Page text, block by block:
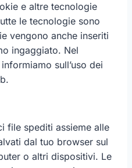
e altre tecnologie
le tecnologie sono
vengono anche inseriti
ingaggiato. Nel
sull’uso dei
file spediti assieme alle
dal tuo browser sul
o altri dispositivi. Le